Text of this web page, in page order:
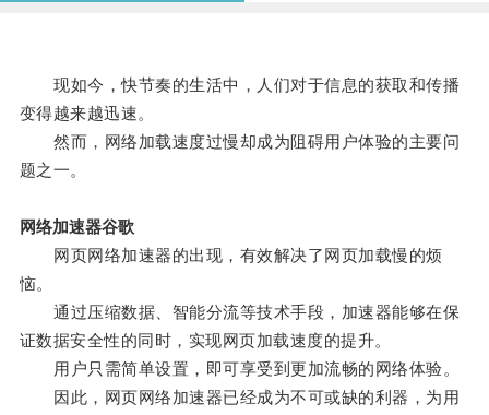
现如今，快节奏的生活中，人们对于信息的获取和传播
变得越来越迅速。
然而，网络加载速度过慢却成为阻碍用户体验的主要问
题之一。
网络加速器谷歌
网页网络加速器的出现，有效解决了网页加载慢的烦
恼。
通过压缩数据、智能分流等技术手段，加速器能够在保
证数据安全性的同时，实现网页加载速度的提升。
用户只需简单设置，即可享受到更加流畅的网络体验。
因此，网页网络加速器已经成为不可或缺的利器，为用